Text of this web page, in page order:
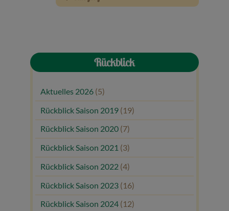
Rückblick
Aktuelles 2026 (5)
Rückblick Saison 2019 (19)
Rückblick Saison 2020 (7)
Rückblick Saison 2021 (3)
Rückblick Saison 2022 (4)
Rückblick Saison 2023 (16)
Rückblick Saison 2024 (12)